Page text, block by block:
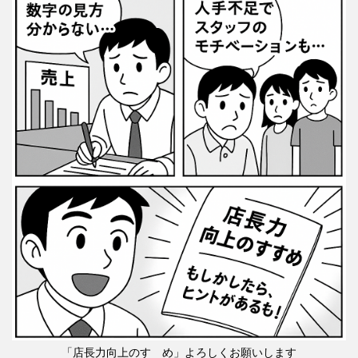
「店長力向上のすゝめ」よろしくお願いします